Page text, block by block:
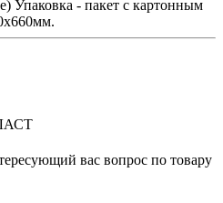
Упаковка - пакет с картонным
вас вопрос по товару